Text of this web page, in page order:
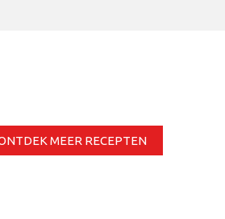
MEER RECEPTEN